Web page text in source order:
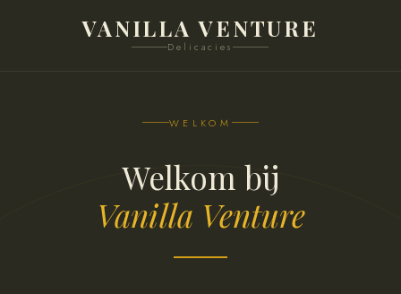
VANILLA VENTURE
Delicacies
WELKOM
Welkom bij
Vanilla Venture